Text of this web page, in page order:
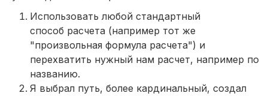
Использовать любой стандартный
способ расчета (например тот же
"произвольная формула расчета") и
перехватить нужный нам расчет, например по
названию.
Я выбрал путь, более кардинальный, создал